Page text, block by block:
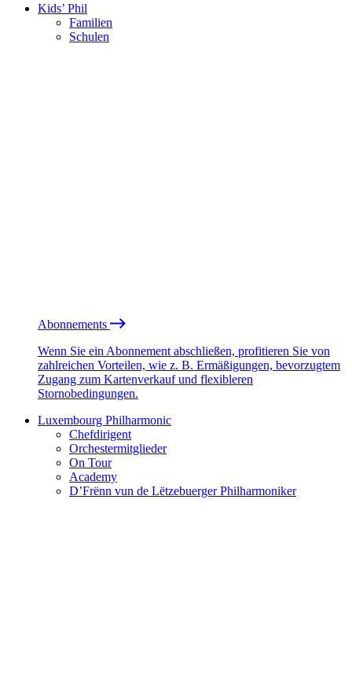
Kids’ Phil
Familien
Schulen
Abonnements
Wenn Sie ein Abonnement abschließen, profitieren Sie von
zahlreichen Vorteilen, wie z. B. Ermäßigungen, bevorzugtem
Zugang zum Kartenverkauf und flexibleren
Stornobedingungen.
Luxembourg Philharmonic
Chefdirigent
Orchestermitglieder
On Tour
Academy
D’Frënn vun de Lëtzebuerger Philharmoniker